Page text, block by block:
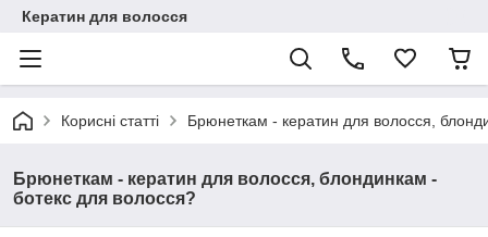
Кератин для волосся
Корисні статті Брюнеткам - кератин для волосся,
Брюнеткам - кератин для волосся, блондинкам -
ботекс для волосся?